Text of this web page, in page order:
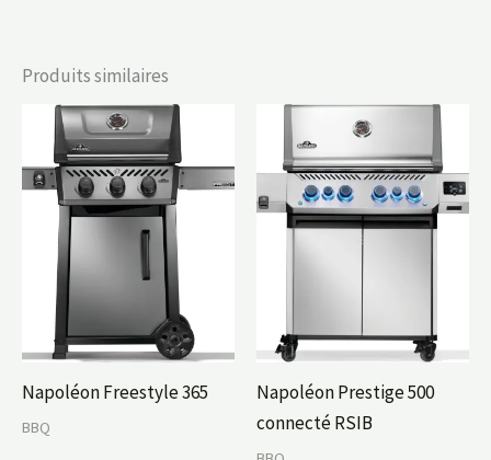
Produits similaires
Napoléon Freestyle 365
BBQ
Napoléon Prestige 500
connecté RSIB